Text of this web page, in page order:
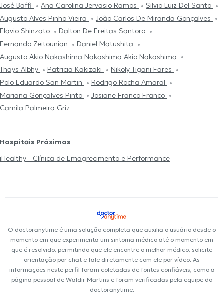
José Baffi
Ana Carolina Jervasio Ramos
Silvio Luiz Del Santo
Augusto Alves Pinho Vieira
João Carlos De Miranda Gonçalves
Flavio Shinzato
Dalton De Freitas Santoro
Fernando Zeitounian
Daniel Matushita
Augusto Akio Nakashima Nakashima Akio Nakashima
Thays Albhy
Patricia Kakizaki
Nikoly Tigani Fares
Polo Eduardo San Martin
Rodrigo Rocha Amaral
Mariana Gonçalves Pinto
Josiane Franco Franco
Camila Palmeira Griz
Hospitais Próximos
iHealthy - Clínica de Emagrecimento e Performance
O doctoranytime é uma solução completa que auxilia o usuário desde o
momento em que experimenta um sintoma médico até o momento em
que é resolvido, permitindo que ele encontre o melhor médico, solicite
orientação por chat e fale diretamente com ele por vídeo. As
informações neste perfil foram coletadas de fontes confiáveis, como a
página pessoal de Waldir Martins e foram verificadas pela equipe do
doctoranytime.